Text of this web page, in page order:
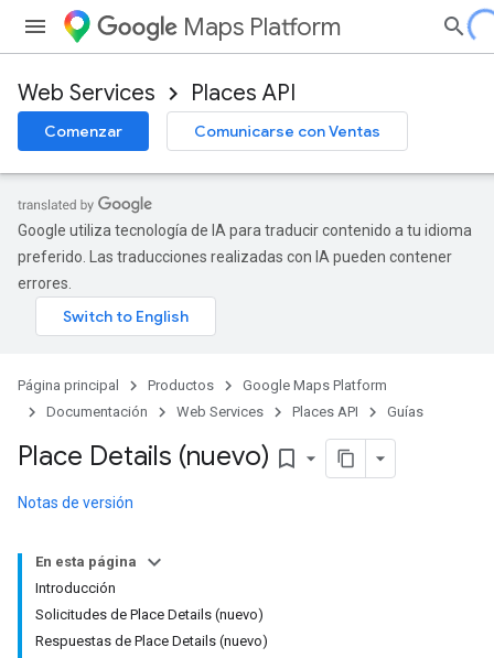
Maps Platform
Web Services Places API
Comenzar Comunicarse con Ventas
Google utiliza tecnología de IA para traducir contenido a tu idioma
preferido. Las traducciones realizadas con IA pueden contener
errores.
Página principal Productos
Google Maps Platform
Documentación
Web Services Places API Guías
Place Details (nuevo) bookmark_border
Notas de versión
En esta página
Introducción
Solicitudes de Place Details (nuevo)
Respuestas de Place Details (nuevo)